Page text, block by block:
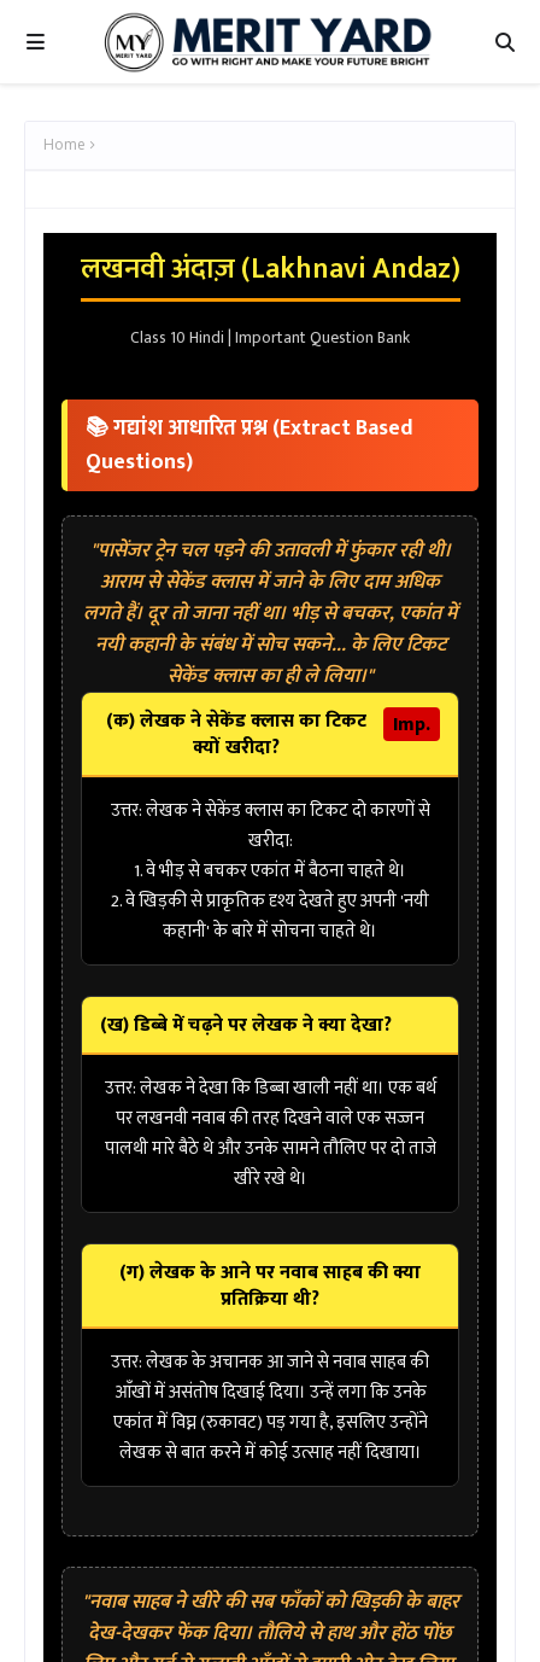
Home
लखनवी अंदाज़ (Lakhnavi Andaz)
Class 10 Hindi | Important Question Bank
📚 गद्यांश आधारित प्रश्न (Extract Based
Questions)
"पासेंजर ट्रेन चल पड़ने की उतावली में फुंकार रही थी।
आराम से सेकेंड क्लास में जाने के लिए दाम अधिक
लगते हैं। दूर तो जाना नहीं था। भीड़ से बचकर, एकांत में
नयी कहानी के संबंध में सोच सकने... के लिए टिकट
सेकेंड क्लास का ही ले लिया।"
(क) लेखक ने सेकेंड क्लास का टिकट
क्यों खरीदा?
Imp.
उत्तर:लेखक ने सेकेंड क्लास का टिकट दो कारणों से
खरीदा:
1. वे भीड़ से बचकरएकांतमें बैठना चाहते थे।
2. वे खिड़की से प्राकृतिक दृश्य देखते हुए अपनी 'नयी
कहानी' के बारे में सोचना चाहते थे।
(ख) डिब्बे में चढ़ने पर लेखक ने क्या देखा?
उत्तर:लेखक ने देखा कि डिब्बा खाली नहीं था। एक बर्थ
पर लखनवी नवाब की तरह दिखने वाले एकसज्जन
पालथी मारेबैठे थे और उनके सामने तौलिए पर दो ताजे
खीरे रखे थे।
(ग) लेखक के आने पर नवाब साहब की क्या
प्रतिक्रिया थी?
उत्तर:लेखक के अचानक आ जाने से नवाब साहब की
आँखों मेंअसंतोषदिखाई दिया। उन्हें लगा कि उनके
एकांत में विघ्न (रुकावट) पड़ गया है, इसलिए उन्होंने
लेखक से बात करने में कोई उत्साह नहीं दिखाया।
"नवाब साहब ने खीरे की सब फाँकों को खिड़की के बाहर
देख-देखकर फेंक दिया। तौलिये से हाथ और होंठ पोंछ